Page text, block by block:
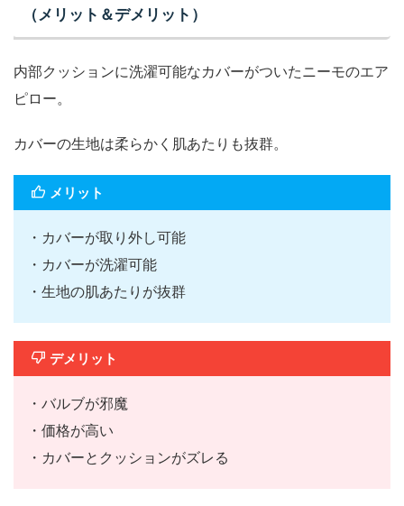
（メリット＆デメリット）
内部クッションに洗濯可能なカバーがついたニーモのエア
ピロー。
カバーの生地は柔らかく肌あたりも抜群。
メリット
・カバーが取り外し可能
・カバーが洗濯可能
・生地の肌あたりが抜群
デメリット
・バルブが邪魔
・価格が高い
・カバーとクッションがズレる